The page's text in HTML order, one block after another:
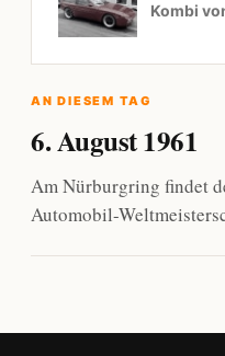
Kombi
AN DIESEM TAG
6. August 1961
Am Nürburgring findet
Automobil-